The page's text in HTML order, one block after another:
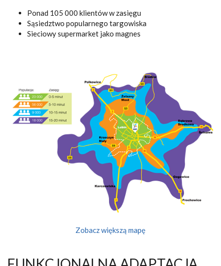
Ponad 105 000 klientów w zasięgu
Sąsiedztwo popularnego targowiska
Sieciowy supermarket jako magnes
Zobacz większą mapę